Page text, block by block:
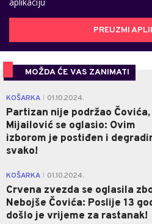
PREUZMI
MOŽDA ĆE VAS ZANIMATI
KOŠARKA 01.10.2024.
Partizan nije podržao Čovića,
Mijailović se oglasio: Ovim
izborom je postiđen i
svako!
KOŠARKA 01.10.2024.
Crvena zvezda se oglasila
Nebojše Čovića: Poslije 13
došlo je vrijeme za rastanak!